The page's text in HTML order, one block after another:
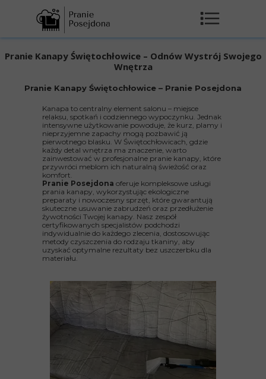
Pranie Kanapy Świętochłowice – Odnów Wystrój Swojego
Wnętrza
Pranie Kanapy Świętochłowice – Pranie Posejdona
Kanapa to centralny element salonu – miejsce
relaksu, spotkań i codziennego wypoczynku. Jednak
intensywne użytkowanie powoduje, że kurz, plamy i
nieprzyjemne zapachy mogą pozbawić ją
pierwotnego blasku. W Świętochłowicach, gdzie
każdy detal wnętrza ma znaczenie, warto
zainwestować w profesjonalne pranie kanapy, które
przywróci meblom ich naturalną świeżość oraz
komfort.
Pranie Posejdona oferuje kompleksowe usługi
prania kanapy, wykorzystując ekologiczne
preparaty i nowoczesny sprzęt, które gwarantują
skuteczne usuwanie zabrudzeń oraz przedłużenie
żywotności Twojej kanapy. Nasz zespół
certyfikowanych specjalistów podchodzi
indywidualnie do każdego zlecenia, dostosowując
metody czyszczenia do rodzaju tkaniny, aby
uzyskać optymalne rezultaty bez uszczerbku dla
materiału.